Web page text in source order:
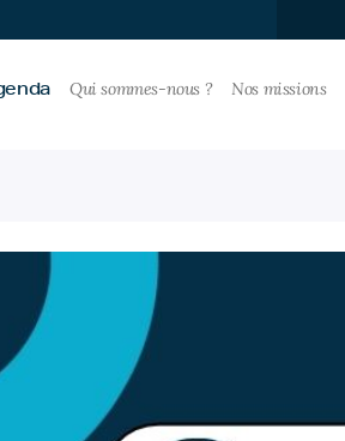
Qui sommes-nous ? Nos missions